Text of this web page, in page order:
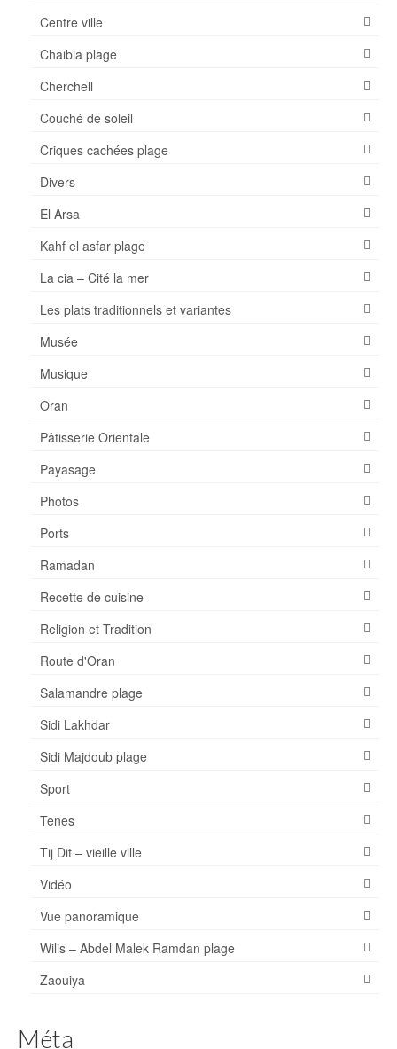
Centre ville
Chaibia plage
Cherchell
Couché de soleil
Criques cachées plage
Divers
El Arsa
Kahf el asfar plage
La cia – Cité la mer
Les plats traditionnels et variantes
Musée
Musique
Oran
Pâtisserie Orientale
Payasage
Photos
Ports
Ramadan
Recette de cuisine
Religion et Tradition
Route d'Oran
Salamandre plage
Sidi Lakhdar
Sidi Majdoub plage
Sport
Tenes
Tij Dit – vieille ville
Vidéo
Vue panoramique
Wilis – Abdel Malek Ramdan plage
Zaouiya
Méta